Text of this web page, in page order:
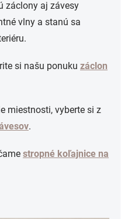
záclony aj závesy
vlny a stanú sa
si našu ponuku záclon
miestnosti, vyberte si z
.
stropné koľajnice na